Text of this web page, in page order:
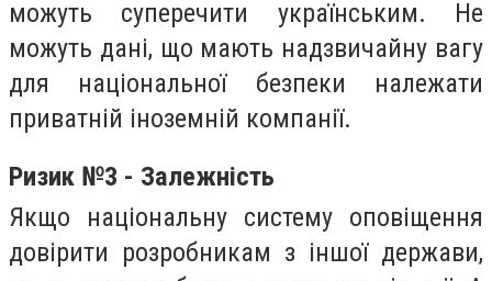
можуть суперечити українським. Не
можуть дані, що мають надзвичайну вагу
для національної безпеки належати
приватній іноземній компанії.
Ризик №3 - Залежність
Якщо національну систему оповіщення
довірити розробникам з іншої держави,